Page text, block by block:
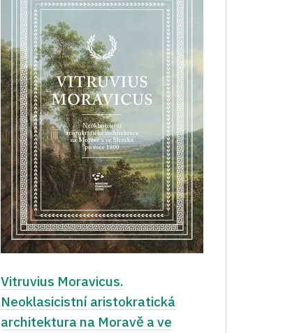
Vitruvius Moravicus.
Neoklasicistní aristokratická
architektura na Moravě a ve